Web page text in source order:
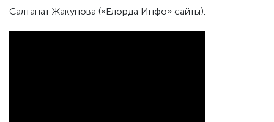
Салтанат Жакупова («Елорда Инфо» сайты).